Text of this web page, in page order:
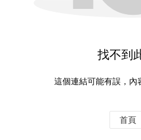
找不到
這個連結可能有誤，內
首頁